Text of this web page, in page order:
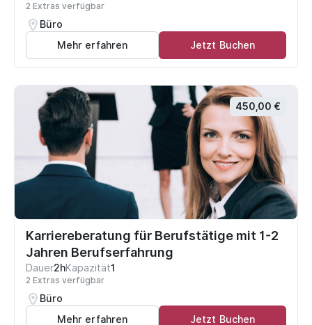
2 Extras verfügbar
Büro
Mehr erfahren
Jetzt Buchen
450,00 €
Karriereberatung für Berufstätige mit 1-2
Jahren Berufserfahrung
Dauer2hKapazität1
2 Extras verfügbar
Büro
Mehr erfahren
Jetzt Buchen